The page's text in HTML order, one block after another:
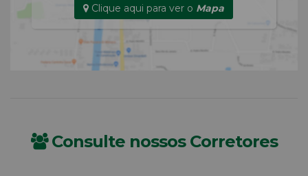
Clique aqui para ver o Mapa
Consulte nossos Corretores